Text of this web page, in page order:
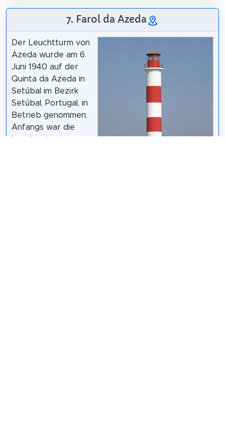
7. Farol da Azeda
Der Leuchtturm von
Azeda wurde am 6.
Juni 1940 auf der
Quinta da Azeda in
Setúbal im Bezirk
Setúbal, Portugal, in
Betrieb genommen.
Anfangs war die